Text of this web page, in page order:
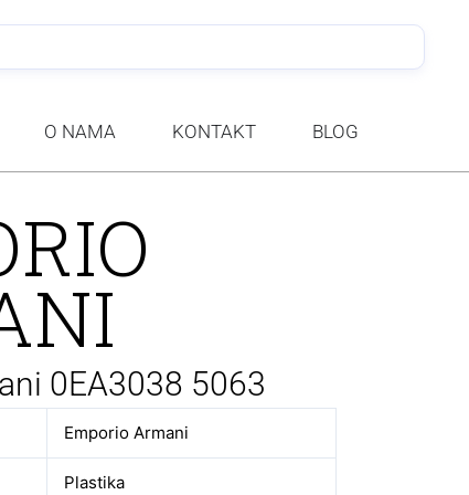
O NAMA KONTAKT BLOG
0EA3038 5063
Emporio Armani
Plastika